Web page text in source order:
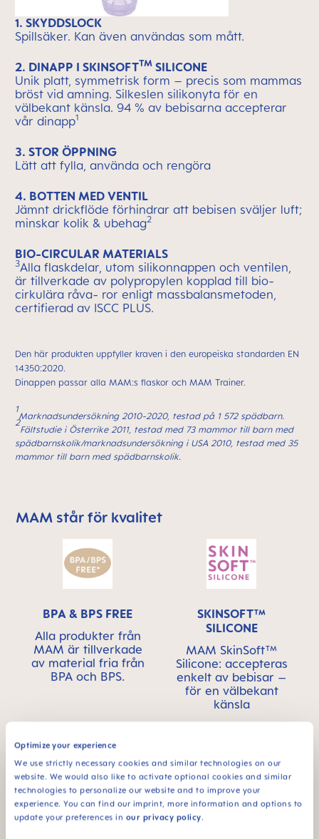
Optimize your experience
We use strictly necessary cookies and similar technologies on our
website. We would also like to activate optional cookies and similar
technologies to personalize our website and to improve your
experience. You can find our imprint, more information and options to
update your preferences in our privacy policy.
1. SKYDDSLOCK
Spillsäker. Kan även användas som mått.
2. DINAPP I SKINSOFTTM SILICONE
Unik platt, symmetrisk form – precis som mammas
bröst vid amning. Silkeslen silikonyta för en
välbekant känsla. 94 % av bebisarna accepterar
vår dinapp1
3. STOR ÖPPNING
Lätt att fylla, använda och rengöra
4. BOTTEN MED VENTIL
Jämnt drickflöde förhindrar att bebisen sväljer luft;
minskar kolik & ubehag2
BIO-CIRCULAR MATERIALS
3Alla flaskdelar, utom silikonnappen och ventilen,
är tillverkade av polypropylen kopplad till bio-
cirkulära råva- ror enligt massbalansmetoden,
certifierad av ISCC PLUS.
Den här produkten uppfyller kraven i den europeiska standarden EN
14350:2020.
Dinappen passar alla MAM:s flaskor och MAM Trainer.
1
Marknadsundersökning 2010-2020, testad på 1 572 spädbarn.
2
Fältstudie i Österrike 2011, testad med 73 mammor till barn med
spädbarnskolik/marknadsundersökning i USA 2010, testad med 35
mammor till barn med spädbarnskolik.
Skip MAM Means Quality Icon Bar
MAM står för kvalitet
BPA & BPS FREE
Alla produkter från
MAM är tillverkade
av material fria från
BPA och BPS.
SKINSOFT™
SILICONE
MAM SkinSoft™
Silicone: accepteras
enkelt av bebisar –
för en välbekant
känsla
Produkten har en
unik
Flödeshastighet 0:
lämplig för alla